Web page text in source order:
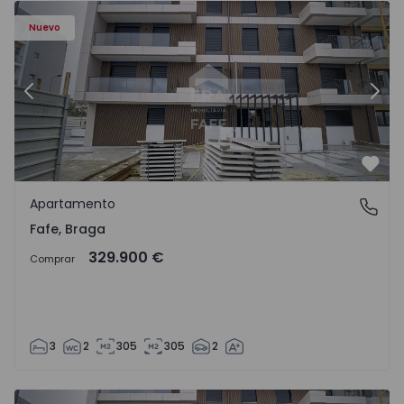
Nuevo
Anterior
Fafe, Braga
Apartamento
Fafe, Braga
Comprar 329.900 €
3 2 305 305 2